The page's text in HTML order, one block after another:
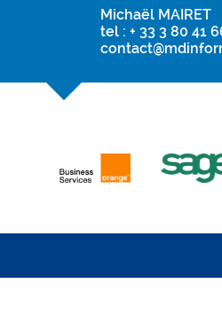
Michaël MAIRET
tel : + 33 3 80 41